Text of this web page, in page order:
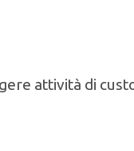
attività di